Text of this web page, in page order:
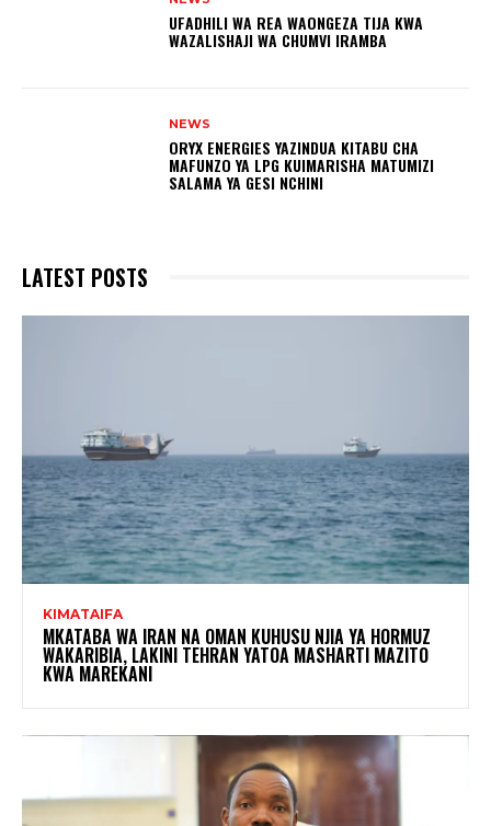
UFADHILI WA REA WAONGEZA TIJA KWA
WAZALISHAJI WA CHUMVI IRAMBA
NEWS
ORYX ENERGIES YAZINDUA KITABU CHA
MAFUNZO YA LPG KUIMARISHA MATUMIZI
SALAMA YA GESI NCHINI
LATEST POSTS
KIMATAIFA
MKATABA WA IRAN NA OMAN KUHUSU NJIA YA HORMUZ
WAKARIBIA, LAKINI TEHRAN YATOA MASHARTI MAZITO
KWA MAREKANI